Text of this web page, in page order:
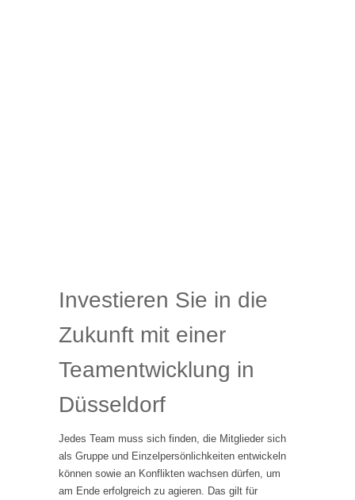
Investieren Sie in die
Zukunft mit einer
Teamentwicklung in
Düsseldorf
Jedes Team muss sich finden, die Mitglieder sich
als Gruppe und Einzelpersönlichkeiten entwickeln
können sowie an Konflikten wachsen dürfen, um
am Ende erfolgreich zu agieren. Das gilt für